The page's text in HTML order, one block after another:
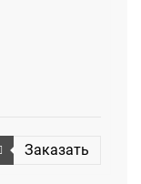
Заказать